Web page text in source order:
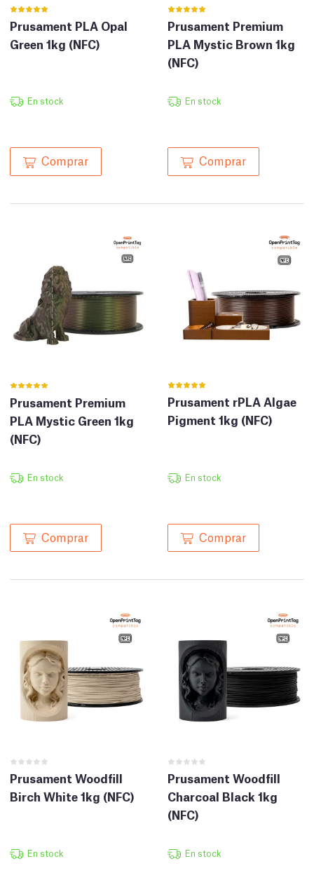
Prusament PLA Opal
Green 1kg (NFC)
En stock
Comprar
Prusament Premium
PLA Mystic Brown 1kg
(NFC)
En stock
Comprar
Prusament Premium
PLA Mystic Green 1kg
(NFC)
En stock
Comprar
Prusament rPLA Algae
Pigment 1kg (NFC)
En stock
Comprar
Prusament Woodfill
Birch White 1kg (NFC)
En stock
Prusament Woodfill
Charcoal Black 1kg
(NFC)
En stock